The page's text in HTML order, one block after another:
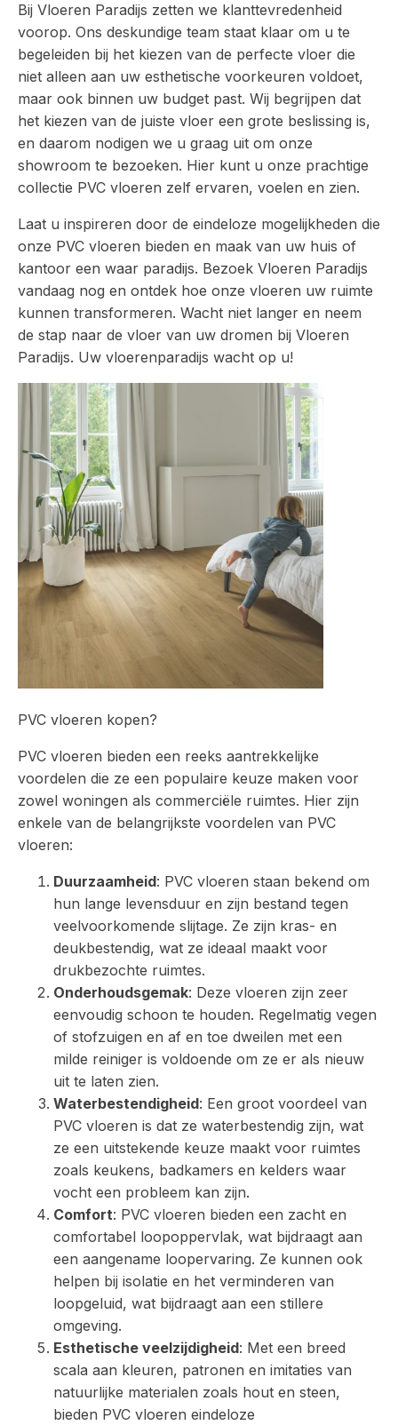
Bij Vloeren Paradijs zetten we klanttevredenheid
voorop. Ons deskundige team staat klaar om u te
begeleiden bij het kiezen van de perfecte vloer die
niet alleen aan uw esthetische voorkeuren voldoet,
maar ook binnen uw budget past. Wij begrijpen dat
het kiezen van de juiste vloer een grote beslissing is,
en daarom nodigen we u graag uit om onze
showroom te bezoeken. Hier kunt u onze prachtige
collectie PVC vloeren zelf ervaren, voelen en zien.
Laat u inspireren door de eindeloze mogelijkheden die
onze PVC vloeren bieden en maak van uw huis of
kantoor een waar paradijs. Bezoek Vloeren Paradijs
vandaag nog en ontdek hoe onze vloeren uw ruimte
kunnen transformeren. Wacht niet langer en neem
de stap naar de vloer van uw dromen bij Vloeren
Paradijs. Uw vloerenparadijs wacht op u!
PVC vloeren kopen?
PVC vloeren bieden een reeks aantrekkelijke
voordelen die ze een populaire keuze maken voor
zowel woningen als commerciële ruimtes. Hier zijn
enkele van de belangrijkste voordelen van PVC
vloeren:
Duurzaamheid: PVC vloeren staan bekend om
hun lange levensduur en zijn bestand tegen
veelvoorkomende slijtage. Ze zijn kras- en
deukbestendig, wat ze ideaal maakt voor
drukbezochte ruimtes.
Onderhoudsgemak: Deze vloeren zijn zeer
eenvoudig schoon te houden. Regelmatig vegen
of stofzuigen en af en toe dweilen met een
milde reiniger is voldoende om ze er als nieuw
uit te laten zien.
Waterbestendigheid: Een groot voordeel van
PVC vloeren is dat ze waterbestendig zijn, wat
ze een uitstekende keuze maakt voor ruimtes
zoals keukens, badkamers en kelders waar
vocht een probleem kan zijn.
Comfort: PVC vloeren bieden een zacht en
comfortabel loopoppervlak, wat bijdraagt aan
een aangename loopervaring. Ze kunnen ook
helpen bij isolatie en het verminderen van
loopgeluid, wat bijdraagt aan een stillere
omgeving.
Esthetische veelzijdigheid: Met een breed
scala aan kleuren, patronen en imitaties van
natuurlijke materialen zoals hout en steen,
bieden PVC vloeren eindeloze